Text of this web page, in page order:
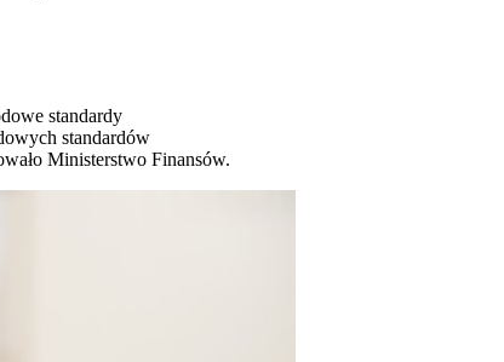
standardy
standardów
Ministerstwo Finansów.